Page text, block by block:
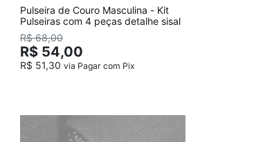
Pulseira de Couro Masculina - Kit
Pulseiras com 4 peças detalhe sisal
R$ 68,00
R$ 54,00
R$ 51,30 via Pagar com Pix